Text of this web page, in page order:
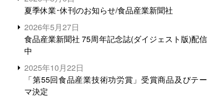
夏季休業･休刊のお知らせ/食品産業新聞社
2026年5月27日
食品産業新聞社 75周年記念誌(ダイジェスト版)配信
中
2025年10月22日
「第55回食品産業技術功労賞」受賞商品及びテー
マ決定